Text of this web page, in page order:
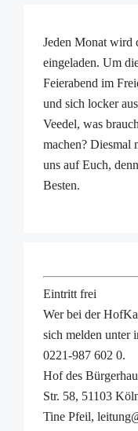
Jeden Monat wird
eingeladen. Um
Feierabend im
und sich locker
Veedel, was
machen? Diesmal
uns auf Euch,
Besten.
Eintritt frei
Wer bei der
sich melden unter
0221-987 602 0.
Hof des
Str. 58, 51103
Tine Pfeil,